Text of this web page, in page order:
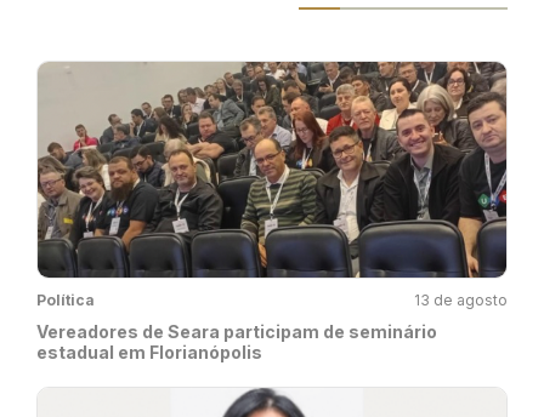
Política 13 de agosto
Vereadores de Seara participam de seminário
estadual em Florianópolis